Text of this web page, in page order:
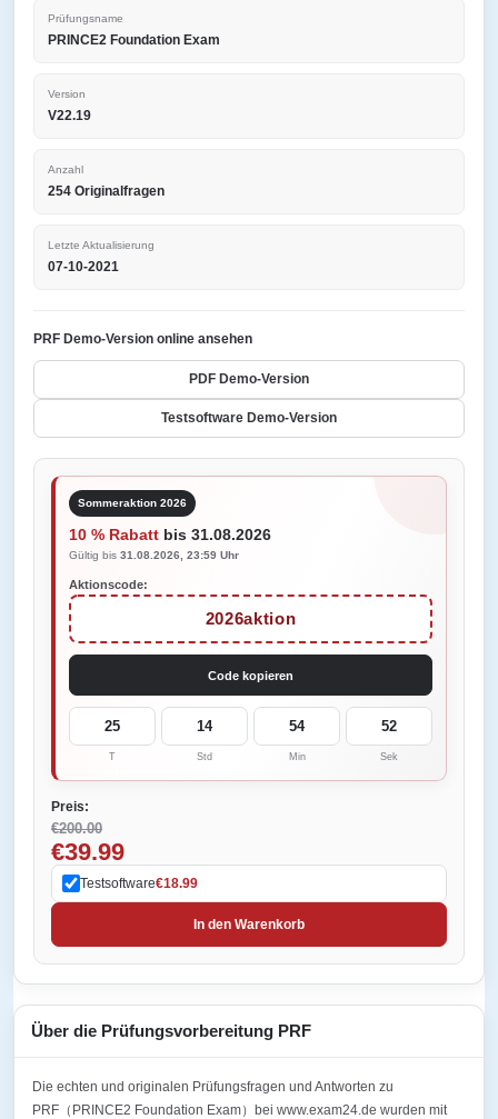
Prüfungsname
PRINCE2 Foundation Exam
Version
V22.19
Anzahl
254 Originalfragen
Letzte Aktualisierung
07-10-2021
PRF Demo-Version online ansehen
PDF Demo-Version
Testsoftware Demo-Version
Sommeraktion 2026
10 % Rabatt bis 31.08.2026
Gültig bis 31.08.2026, 23:59 Uhr
Aktionscode:
2026aktion
Code kopieren
25
T
14
Std
54
Min
52
Sek
Preis:
€200.00
€39.99
Testsoftware€18.99
In den Warenkorb
Über die Prüfungsvorbereitung PRF
Die echten und originalen Prüfungsfragen und Antworten zu
PRF（PRINCE2 Foundation Exam）bei www.exam24.de wurden mit